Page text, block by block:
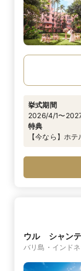
挙式期間
2026/4/1〜
特典
【今なら】ホ
ウル シャン
バリ島・インド